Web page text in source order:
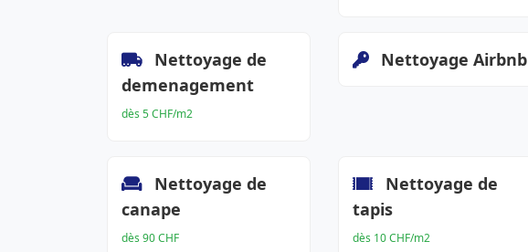
Nettoyage de
demenagement
dès 5 CHF/m2
Nettoyage Airbnb
Nettoyage de
canape
dès 90 CHF
Nettoyage de
tapis
dès 10 CHF/m2